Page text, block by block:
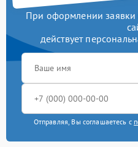
При оформлении заявки
действует
Отправляя, Вы соглашаетесь с